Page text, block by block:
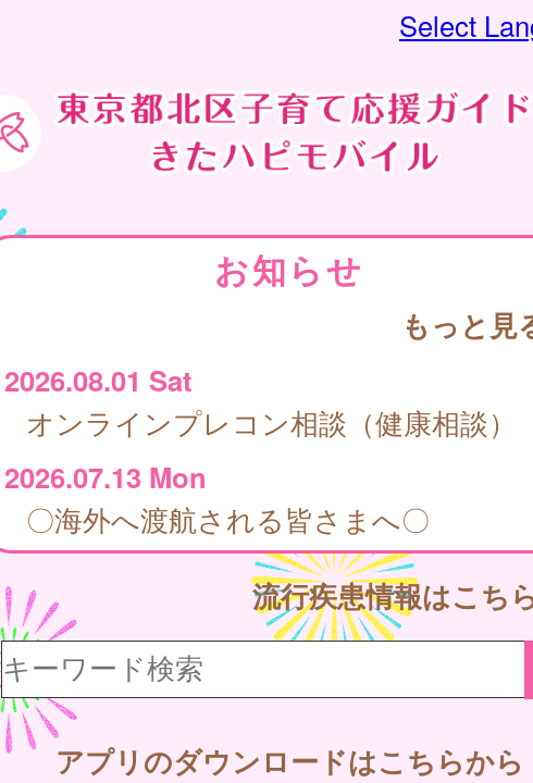
Select
お知らせ
もっと見
2026.08.01 Sat
オンラインプレコン相談（健康相談）
2026.07.13 Mon
〇海外へ渡航される皆さまへ〇
流行疾患情報はこち
アプリのダウンロードはこちらから